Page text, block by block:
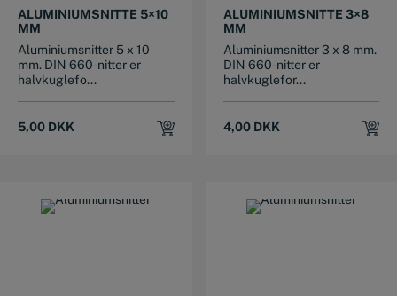
ALUMINIUMSNITTE 5×10
MM
Aluminiumsnitter 5 x 10
mm. DIN 660-nitter er
halvkuglefo...
5,00 DKK
ALUMINIUMSNITTE 3×8
MM
Aluminiumsnitter 3 x 8 mm.
DIN 660-nitter er
halvkuglefor...
4,00 DKK